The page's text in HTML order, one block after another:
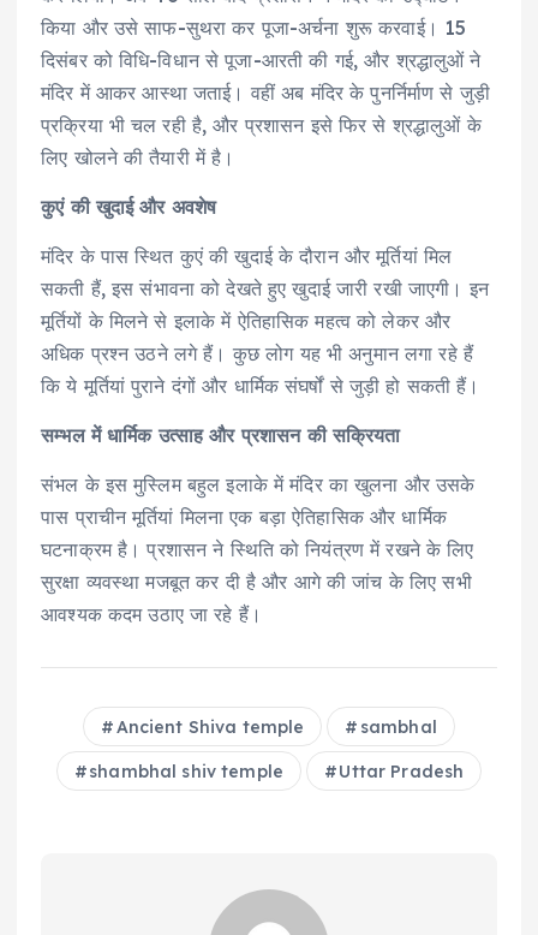
किया और उसे साफ-सुथरा कर पूजा-अर्चना शुरू करवाई। 15
दिसंबर को विधि-विधान से पूजा-आरती की गई, और श्रद्धालुओं ने
मंदिर में आकर आस्था जताई। वहीं अब मंदिर के पुनर्निर्माण से जुड़ी
प्रक्रिया भी चल रही है, और प्रशासन इसे फिर से श्रद्धालुओं के
लिए खोलने की तैयारी में है।
कुएं की खुदाई और अवशेष
मंदिर के पास स्थित कुएं की खुदाई के दौरान और मूर्तियां मिल
सकती हैं, इस संभावना को देखते हुए खुदाई जारी रखी जाएगी। इन
मूर्तियों के मिलने से इलाके में ऐतिहासिक महत्व को लेकर और
अधिक प्रश्न उठने लगे हैं। कुछ लोग यह भी अनुमान लगा रहे हैं
कि ये मूर्तियां पुराने दंगों और धार्मिक संघर्षों से जुड़ी हो सकती हैं।
सम्भल में धार्मिक उत्साह और प्रशासन की सक्रियता
संभल के इस मुस्लिम बहुल इलाके में मंदिर का खुलना और उसके
पास प्राचीन मूर्तियां मिलना एक बड़ा ऐतिहासिक और धार्मिक
घटनाक्रम है। प्रशासन ने स्थिति को नियंत्रण में रखने के लिए
सुरक्षा व्यवस्था मजबूत कर दी है और आगे की जांच के लिए सभी
आवश्यक कदम उठाए जा रहे हैं।
Ancient Shiva temple sambhal
shambhal shiv temple Uttar Pradesh